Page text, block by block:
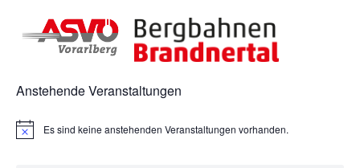
Anstehende Veranstaltungen
H
Es sind keine anstehenden Veranstaltungen vorhanden.